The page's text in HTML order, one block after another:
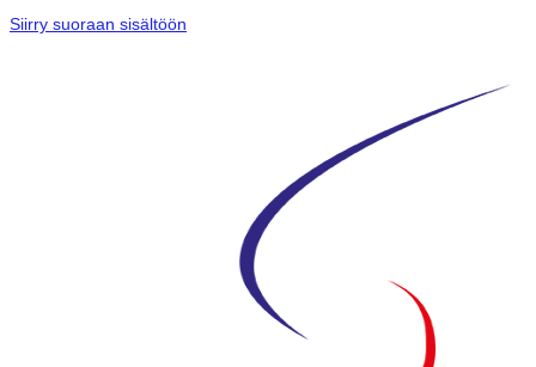
Siirry suoraan sisältöön